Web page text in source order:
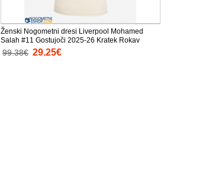
Ženski Nogometni dresi Liverpool Mohamed
Salah #11 Gostujoči 2025-26 Kratek Rokav
99.38€ 29.25€